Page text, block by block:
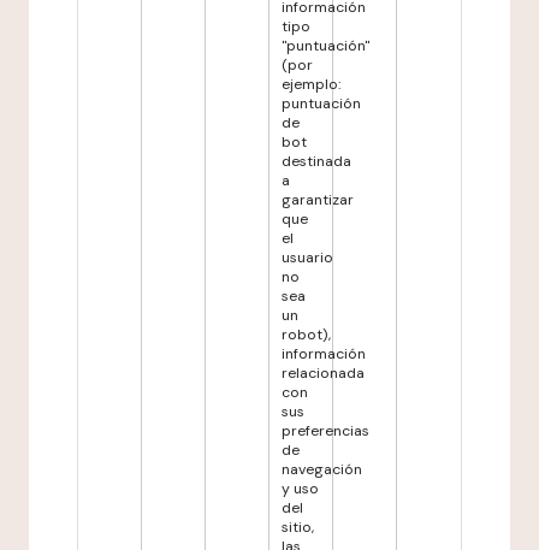
información
tipo
"puntuación"
(por
ejemplo:
puntuación
de
bot
destinada
a
garantizar
que
el
usuario
no
sea
un
robot),
información
relacionada
con
sus
preferencias
de
navegación
y uso
del
sitio,